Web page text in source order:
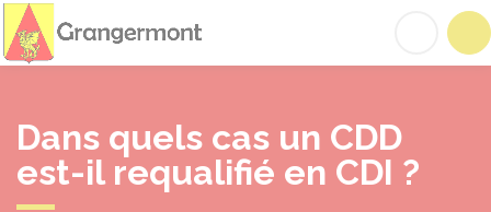
Dans quels cas un CDD
est-il requalifié en CDI ?